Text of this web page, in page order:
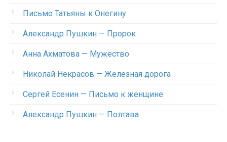
Письмо Татьяны к Онегину
Александр Пушкин — Пророк
Анна Ахматова — Мужество
Николай Некрасов — Железная дорога
Сергей Есенин — Письмо к женщине
Александр Пушкин — Полтава